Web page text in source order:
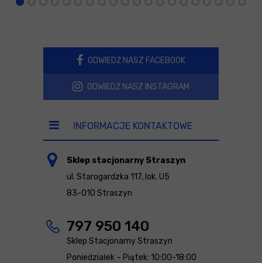
ODWIEDŹ NASZ FACEBOOK
ODWIEDŹ NASZ INSTAGRAM
INFORMACJE KONTAKTOWE
Sklep stacjonarny Straszyn
ul. Starogardzka 117, lok. U5
83-010 Straszyn
797 950 140
Sklep Stacjonarny Straszyn
Poniedziałek – Piątek: 10:00-18:00